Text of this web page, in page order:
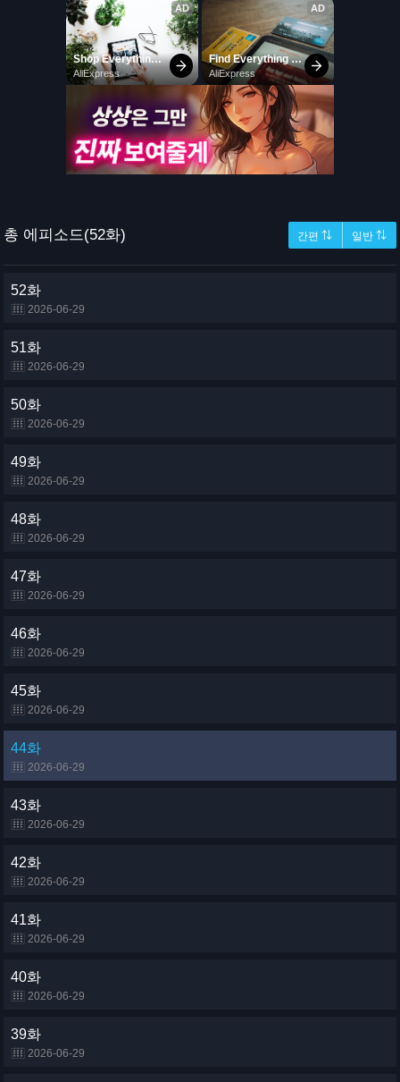
총 에피소드(52화) 간편 ⇅ 일반 ⇅
52화
2026-06-29
51화
2026-06-29
50화
2026-06-29
49화
2026-06-29
48화
2026-06-29
47화
2026-06-29
46화
2026-06-29
45화
2026-06-29
44화
2026-06-29
43화
2026-06-29
42화
2026-06-29
41화
2026-06-29
40화
2026-06-29
39화
2026-06-29